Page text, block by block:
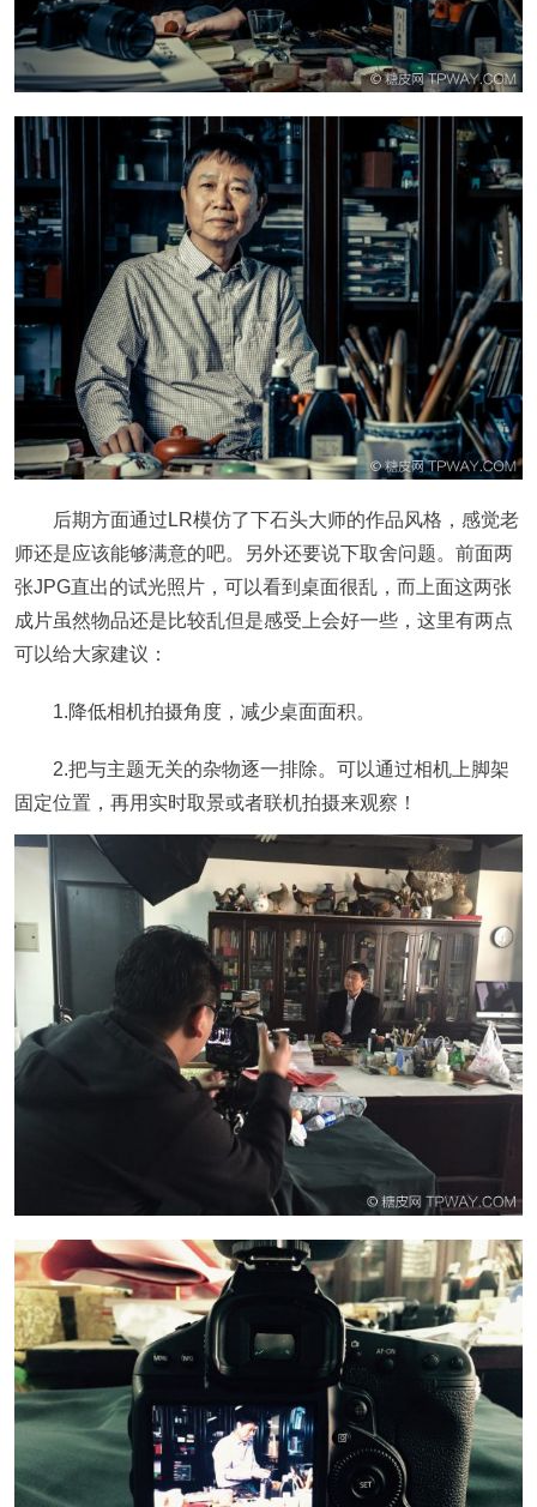
后期方面通过LR模仿了下石头大师的作品风格，感觉老
师还是应该能够满意的吧。另外还要说下取舍问题。前面两
张JPG直出的试光照片，可以看到桌面很乱，而上面这两张
成片虽然物品还是比较乱但是感受上会好一些，这里有两点
可以给大家建议：
1.降低相机拍摄角度，减少桌面面积。
2.把与主题无关的杂物逐一排除。可以通过相机上脚架
固定位置，再用实时取景或者联机拍摄来观察！